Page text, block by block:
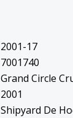
2001-17
7001740
Grand Circle
2001
Shipyard De